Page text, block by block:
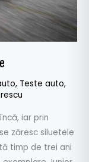
, Teste auto,
iar prin
zăresc siluetele
timp de trei ani